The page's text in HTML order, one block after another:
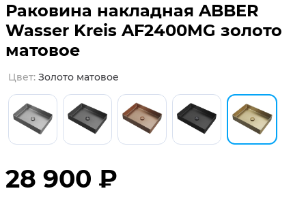
Раковина накладная ABBER
Wasser Kreis AF2400MG золото
матовое
цвет: золото матовое
28 900 ₽